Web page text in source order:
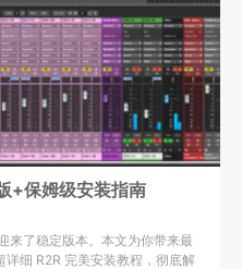
+保姆级安装指南
来了稳定版本。本文为你带来最
细 R2R 完美安装教程，彻底解